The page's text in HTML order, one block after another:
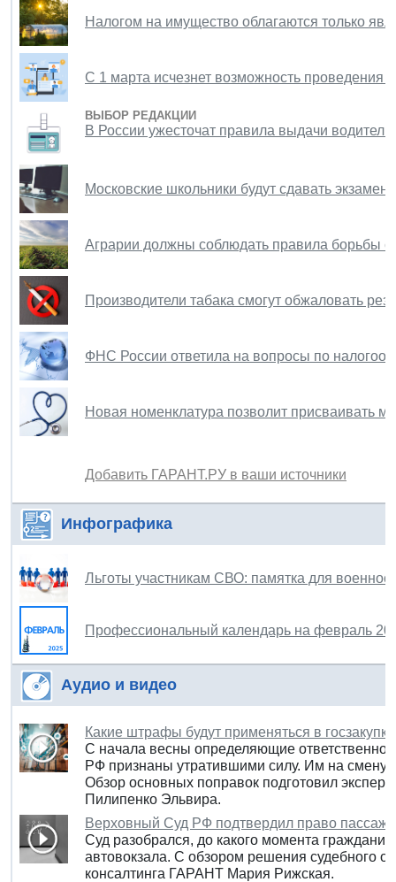
Налогом на имущество облагаются только
С 1 марта исчезнет возможность
ВЫБОР РЕДАКЦИИ
В России ужесточат правила выдачи
Московские школьники будут сдавать
Аграрии должны соблюдать правила борьбы с
Производители табака смогут обжаловать
ФНС России ответила на вопросы по
Новая номенклатура позволит присваивать
Добавить ГАРАНТ.РУ в ваши источники
Инфографика
Льготы участникам СВО: памятка для
Профессиональный календарь на февраль
Аудио и видео
Какие штрафы будут применяться в
С начала весны определяющие
РФ признаны утратившими силу. Им на смену
Обзор основных поправок подготовил
Пилипенко Эльвира.
Верховный Суд РФ подтвердил право
Суд разобрался, до какого момента
автовокзала. С обзором решения судебного
консалтинга ГАРАНТ Мария Рижская.